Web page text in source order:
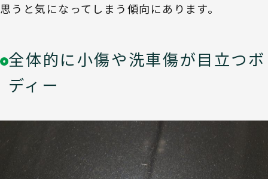
思うと気になってしまう傾向にあります。
全体的に小傷や洗車傷が目立つボ
ディー